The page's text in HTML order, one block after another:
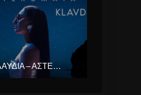
ΚΛΑΥΔΊΑ – ΑΣΤΕΡΟΜΆΤΑ (EUROVISION ΕΛΛΆΔΑ 2025)